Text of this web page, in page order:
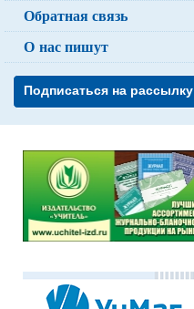
Обратная связь
О нас пишут
Подписаться на рассылку